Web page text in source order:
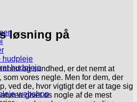
hudpleje
hudpleje
webshop
løsning på
og sundhed, er det nemt at
som vores negle. Men for dem, der
ved de, hvor vigtigt det er at tage sig
givet os nogle af de mest